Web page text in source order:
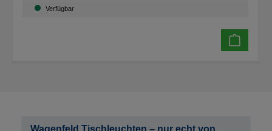
Verfügbar
Wagenfeld Tischleuchten – nur echt von